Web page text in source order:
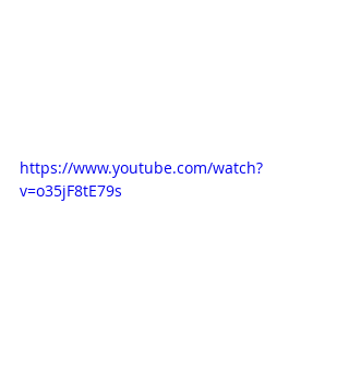
https://www.youtube.com/watch?
v=o35jF8tE79s